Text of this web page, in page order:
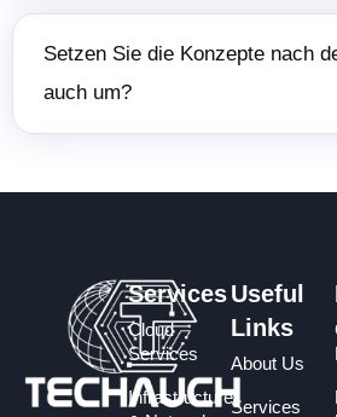
Setzen Sie die Konzepte nach
auch um?
Services
Cloud
Services
Infrastructure
Useful
Links
About Us
Services